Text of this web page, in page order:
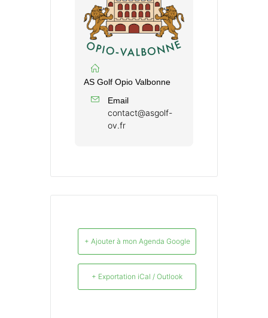
AS Golf Opio Valbonne
Email
contact@asgolf-
ov.fr
+ Ajouter à mon Agenda Google
+ Exportation iCal / Outlook